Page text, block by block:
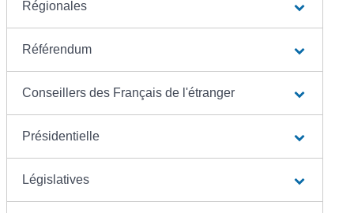
Régionales
Référendum
Conseillers des Français de l'étranger
Présidentielle
Législatives